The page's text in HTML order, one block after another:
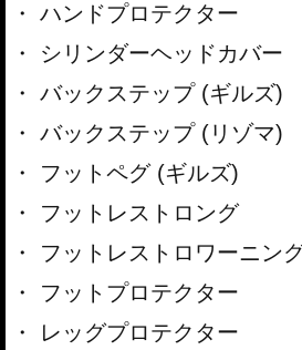
ハンドプロテクター
シリンダーヘッドカバー
バックステップ (ギルズ)
バックステップ (リゾマ)
フットペグ (ギルズ)
フットレストロング
フットレストロワーニン
フットプロテクター
レッグプロテクター